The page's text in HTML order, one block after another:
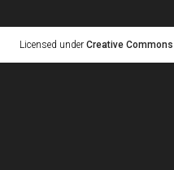
Licensed under Creative